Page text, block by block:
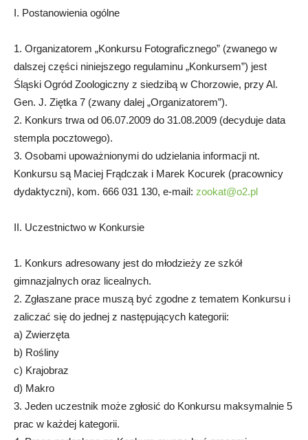
I. Postanowienia ogólne
1. Organizatorem „Konkursu Fotograficznego” (zwanego w
dalszej części niniejszego regulaminu „Konkursem”) jest
Śląski Ogród Zoologiczny z siedzibą w Chorzowie, przy Al.
Gen. J. Ziętka 7 (zwany dalej „Organizatorem”).
2. Konkurs trwa od 06.07.2009 do 31.08.2009 (decyduje data
stempla pocztowego).
3. Osobami upoważnionymi do udzielania informacji nt.
Konkursu są Maciej Frądczak i Marek Kocurek (pracownicy
dydaktyczni), kom. 666 031 130, e-mail: zookat@o2.pl
II. Uczestnictwo w Konkursie
1. Konkurs adresowany jest do młodzieży ze szkół
gimnazjalnych oraz licealnych.
2. Zgłaszane prace muszą być zgodne z tematem Konkursu i
zaliczać się do jednej z następujących kategorii:
a) Zwierzęta
b) Rośliny
c) Krajobraz
d) Makro
3. Jeden uczestnik może zgłosić do Konkursu maksymalnie 5
prac w każdej kategorii.